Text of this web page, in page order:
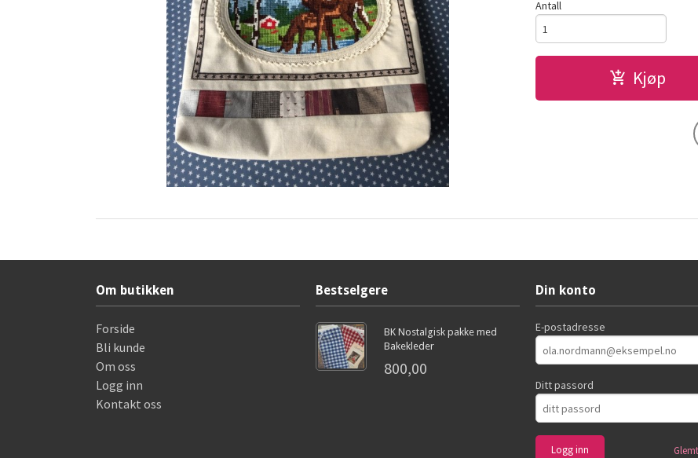
Antall
Kjøp
Om butikken
Forside
Bli kunde
Om oss
Logg inn
Kontakt oss
Bestselgere
BK Nostalgisk pakke med
Bakekleder
800,00
Din konto
E-postadresse
Ditt passord